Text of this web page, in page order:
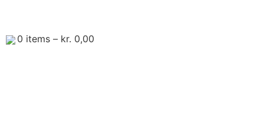
0 items – kr. 0,00